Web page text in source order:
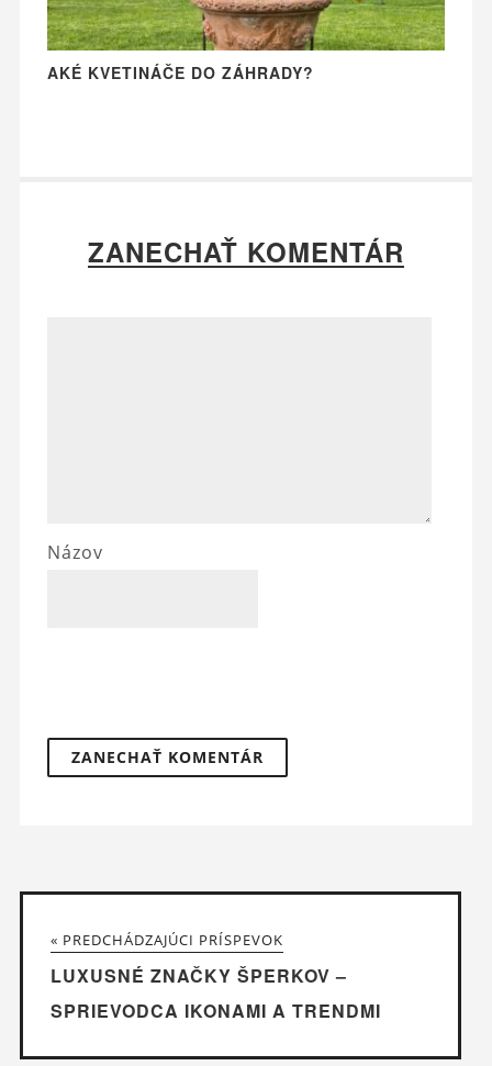
AKÉ KVETINÁČE DO ZÁHRADY?
ZANECHAŤ KOMENTÁR
Názov
« PREDCHÁDZAJÚCI PRÍSPEVOK
LUXUSNÉ ZNAČKY ŠPERKOV –
SPRIEVODCA IKONAMI A TRENDMI